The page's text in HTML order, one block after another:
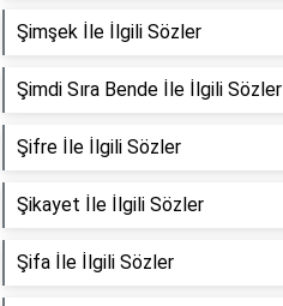
Şimşek İle İlgili Sözler
Şimdi Sıra Bende İle İlgili Sözler
Şifre İle İlgili Sözler
Şikayet İle İlgili Sözler
Şifa İle İlgili Sözler